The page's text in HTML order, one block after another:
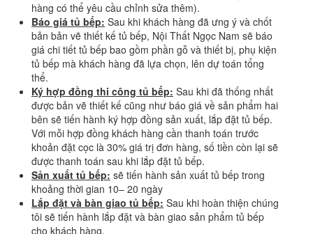
hàng có thể yêu cầu chỉnh sửa thêm).
Báo giá tủ bếp: Sau khi khách hàng đã ưng ý và chốt
bản bản vẽ thiết kế tủ bếp, Nội Thất Ngọc Nam sẽ báo
giá chi tiết tủ bếp bao gồm phần gỗ và thiết bị, phụ kiện
tủ bếp mà khách hàng đã lựa chọn, lên dự toán tổng
thể.
Ký hợp đồng thi công tủ bếp: Sau khi đã thống nhất
được bản vẽ thiết kế cũng như báo giá về sản phẩm hai
bên sẽ tiến hành ký hợp đồng sản xuất, lắp đặt tủ bếp.
Với mỗi hợp đồng khách hàng cần thanh toán trước
khoản đặt cọc là 30% giá trị đơn hàng, số tiền còn lại sẽ
được thanh toán sau khi lắp đặt tủ bếp.
Sản xuất tủ bếp: sẽ tiến hành sản xuất tủ bếp trong
khoảng thời gian 10– 20 ngày
Lắp đặt và bàn giao tủ bếp: Sau khi hoàn thiện chúng
tôi sẽ tiến hành lắp đặt và bàn giao sản phẩm tủ bếp
cho khách hàng.